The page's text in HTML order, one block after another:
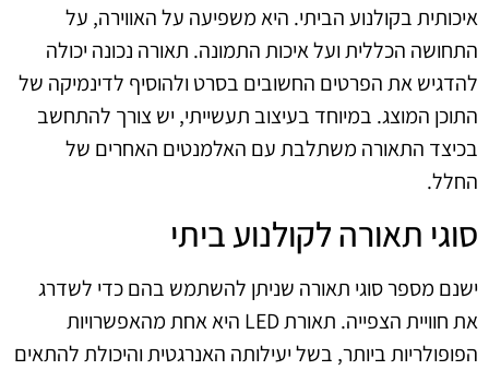
איכותית בקולנוע הביתי. היא משפיעה על האווירה, על
התחושה הכללית ועל איכות התמונה. תאורה נכונה יכולה
להדגיש את הפרטים החשובים בסרט ולהוסיף לדינמיקה של
התוכן המוצג. במיוחד בעיצוב תעשייתי, יש צורך להתחשב
בכיצד התאורה משתלבת עם האלמנטים האחרים של
החלל.
סוגי תאורה לקולנוע ביתי
ישנם מספר סוגי תאורה שניתן להשתמש בהם כדי לשדרג
את חוויית הצפייה. תאורת LED היא אחת מהאפשרויות
הפופולריות ביותר, בשל יעילותה האנרגטית והיכולת להתאים